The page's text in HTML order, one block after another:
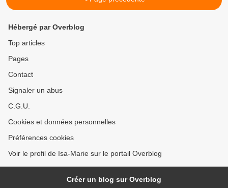
Hébergé par Overblog
Top articles
Pages
Contact
Signaler un abus
C.G.U.
Cookies et données personnelles
Préférences cookies
Voir le profil de Isa-Marie sur le portail Overblog
Créer un blog sur Overblog